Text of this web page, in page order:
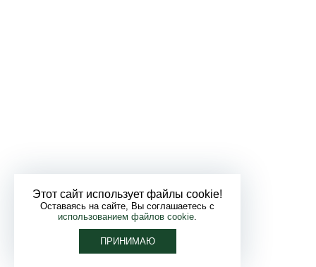
Этот сайт использует файлы cookie!
Оставаясь на сайте, Вы соглашаетесь с
использованием файлов cookie.
ПРИНИМАЮ